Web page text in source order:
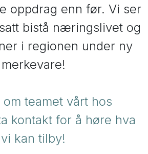
oppdrag enn før. Vi ser
bistå næringslivet og
i regionen under ny
merkevare!
om teamet vårt hos
kontakt for å høre hva
vi kan tilby!